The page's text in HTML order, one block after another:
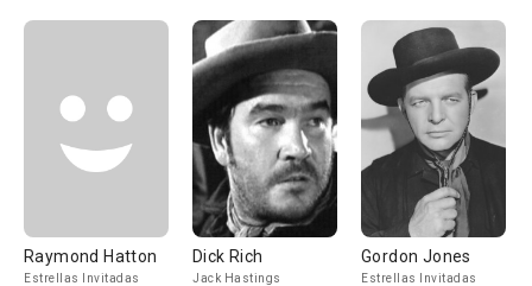
Raymond Hatton
Estrellas Invitadas
Dick Rich
Jack Hastings
Gordon Jones
Estrellas Invitadas